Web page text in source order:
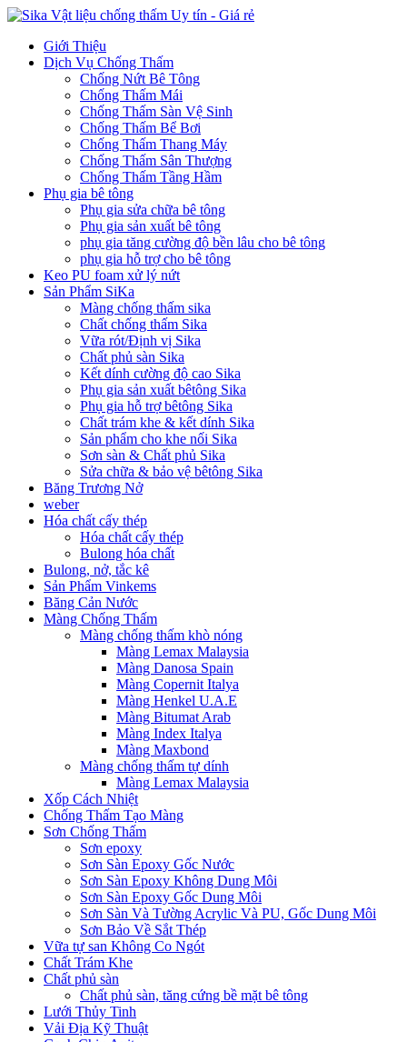
Giới Thiệu
Dịch Vụ Chống Thấm
Chống Nứt Bê Tông
Chống Thấm Mái
Chống Thấm Sàn Vệ Sinh
Chống Thấm Bể Bơi
Chống Thấm Thang Máy
Chống Thấm Sân Thượng
Chống Thấm Tầng Hầm
Phụ gia bê tông
Phụ gia sửa chữa bê tông
Phụ gia sản xuất bê tông
phụ gia tăng cường độ bền lâu cho bê tông
phụ gia hỗ trợ cho bê tông
Keo PU foam xử lý nứt
Sản Phẩm SiKa
Màng chống thấm sika
Chất chống thấm Sika
Vữa rót/Định vị Sika
Chất phủ sàn Sika
Kết dính cường độ cao Sika
Phụ gia sản xuất bêtông Sika
Phụ gia hỗ trợ bêtông Sika
Chất trám khe & kết dính Sika
Sản phẩm cho khe nối Sika
Sơn sàn & Chất phủ Sika
Sửa chữa & bảo vệ bêtông Sika
Băng Trương Nở
weber
Hóa chất cấy thép
Hóa chất cấy thép
Bulong hóa chất
Bulong, nở, tắc kê
Sản Phẩm Vinkems
Băng Cản Nước
Màng Chống Thấm
Màng chống thấm khò nóng
Màng Lemax Malaysia
Màng Danosa Spain
Màng Copernit Italya
Màng Henkel U.A.E
Màng Bitumat Arab
Màng Index Italya
Màng Maxbond
Màng chống thấm tự dính
Màng Lemax Malaysia
Xốp Cách Nhiệt
Chống Thấm Tạo Màng
Sơn Chống Thấm
Sơn epoxy
Sơn Sàn Epoxy Gốc Nước
Sơn Sàn Epoxy Không Dung Môi
Sơn Sàn Epoxy Gốc Dung Môi
Sơn Sàn Và Tường Acrylic Và PU, Gốc Dung Môi
Sơn Bảo Về Sắt Thép
Vữa tự san Không Co Ngót
Chất Trám Khe
Chất phủ sàn
Chất phủ sàn, tăng cứng bề mặt bê tông
Lưới Thủy Tinh
Vải Địa Kỹ Thuật